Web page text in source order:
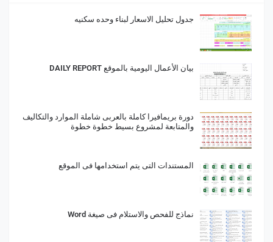
جدول تحليل الاسعار لبناء وحده سكنيه
بيان الأعمال اليومية بالموقع DAILY REPORT
دورة بريمافيرا كاملة بالعربى شاملة الموارد والتكاليف
والمتابعة لمشروع بسيط خطوة خطوة
المستندات التى يتم استخدامها فى الموقع
نماذج للفحص والاستلام فى صيغة Word